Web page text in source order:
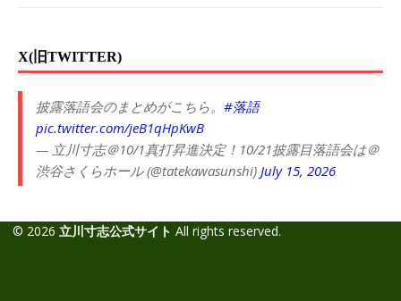
X(旧TWITTER)
披露落語会のまとめがこちら。 #落語
pic.twitter.com/jeB1qHpKwB
— 立川寸志＠10/1真打昇進決定！10/21披露目落語会は＠
渋谷さくらホール (@tatekawasunshi) July 15, 2026
© 2026 立川寸志公式サイト All rights reserved.